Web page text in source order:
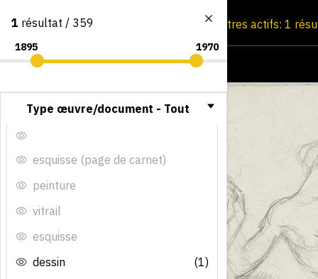
Consultation par image Filtres actifs: 1
1 résultat / 359
Type œuvre/document - Tout
esquisse (page de carnet)
peinture
vitrail
esquisse
dessin
(1)